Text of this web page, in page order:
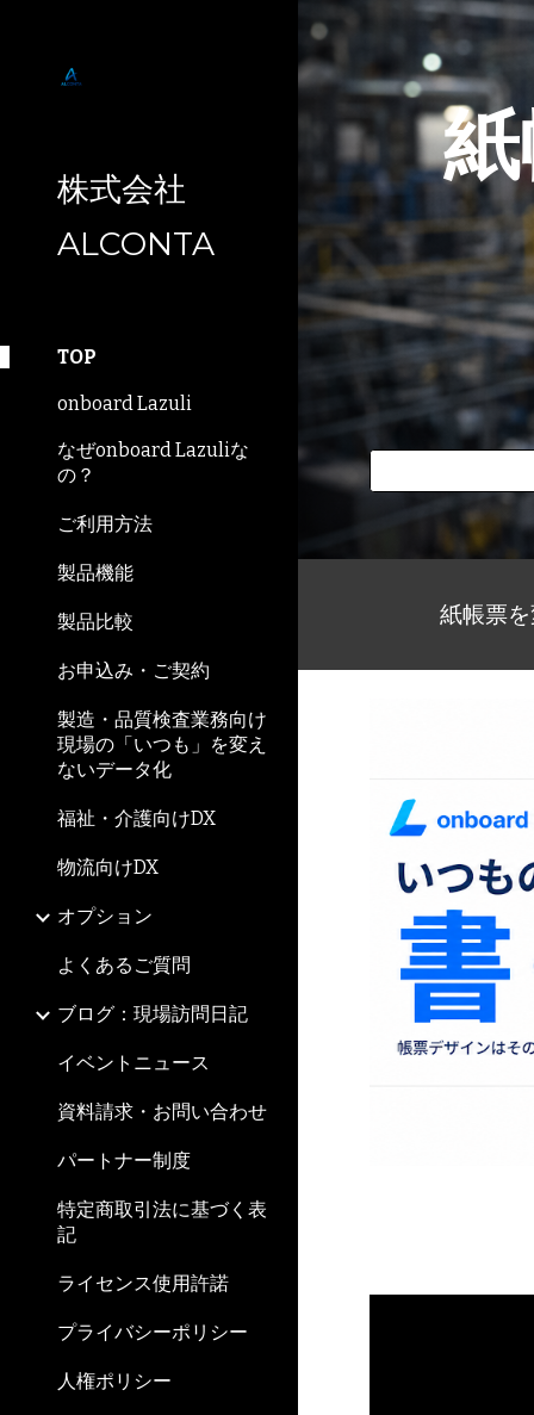
株式会社
ALCONTA
TOP
onboard Lazuli
なぜonboard Lazuliな
の？
ご利用方法
製品機能
製品比較
お申込み・ご契約
製造・品質検査業務向け
現場の「いつも」を変え
ないデータ化
福祉・介護向けDX
物流向けDX
オプション
よくあるご質問
ブログ：現場訪問日記
イベントニュース
資料請求・お問い合わせ
パートナー制度
特定商取引法に基づく表
記
ライセンス使用許諾
プライバシーポリシー
人権ポリシー
紙帳票